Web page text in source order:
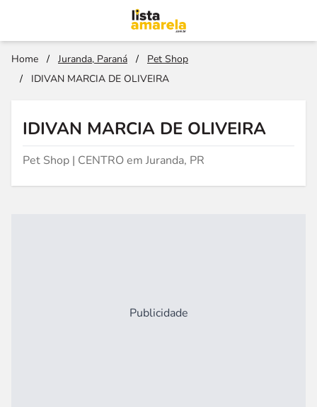
Home / Juranda, Paraná /
Pet Shop
/
IDIVAN MARCIA DE OLIVEIRA
IDIVAN MARCIA DE OLIVEIRA
Pet Shop | CENTRO em Juranda, PR
Publicidade